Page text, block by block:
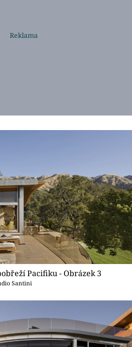
Pacifiku - Obrázek 3
Santini